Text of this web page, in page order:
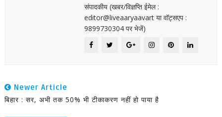
संपादकीय (खबर/विज्ञप्ति ईमेल :
editor@liveaaryaavart या वॉट्सएप :
9899730304 पर भेजें)
Newer Article
बिहार : सर, अभी तक 50% भी टीकाकरण नहीं हो पाया है